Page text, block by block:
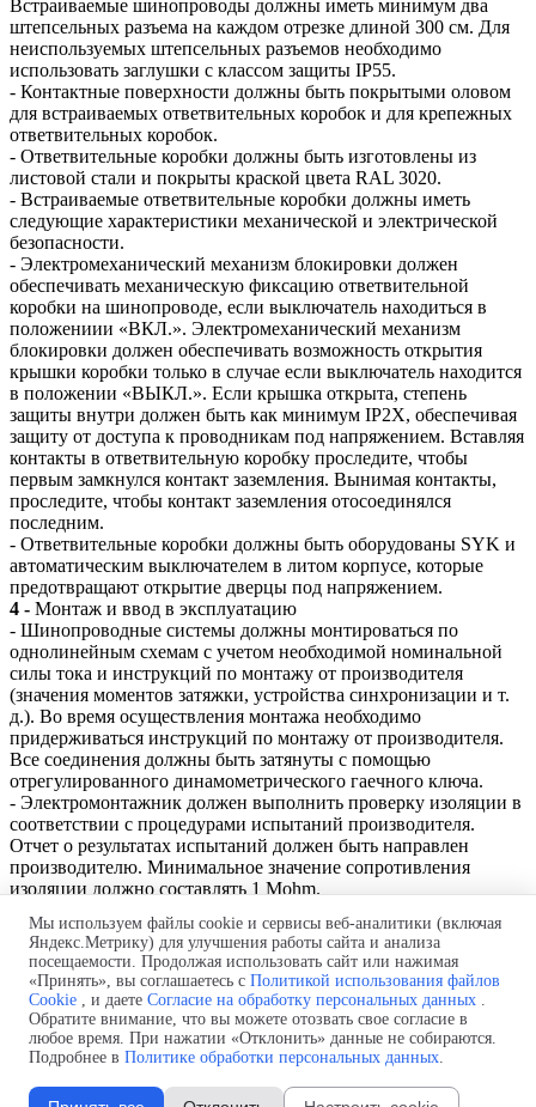
Встраиваемые шинопроводы должны иметь минимум два
штепсельных разъема на каждом отрезке длиной 300 см. Для
неиспользуемых штепсельных разъемов необходимо
использовать заглушки с классом защиты IP55.
- Контактные поверхности должны быть покрытыми оловом
для встраиваемых ответвительных коробок и для крепежных
ответвительных коробок.
- Ответвительные коробки должны быть изготовлены из
листовой стали и покрыты краской цвета RAL 3020.
- Встраиваемые ответвительные коробки должны иметь
следующие характеристики механической и электрической
безопасности.
- Электромеханический механизм блокировки должен
обеспечивать механическую фиксацию ответвительной
коробки на шинопроводе, если выключатель находиться в
положениии «ВКЛ.». Электромеханический механизм
блокировки должен обеспечивать возможность открытия
крышки коробки только в случае если выключатель находится
в положении «ВЫКЛ.». Если крышка открыта, степень
защиты внутри должен быть как минимум IP2X, обеспечивая
защиту от доступа к проводникам под напряжением. Вставляя
контакты в ответвительную коробку проследите, чтобы
первым замкнулся контакт заземления. Вынимая контакты,
проследите, чтобы контакт заземления отосоединялся
последним.
- Ответвительные коробки должны быть оборудованы SYK и
автоматическим выключателем в литом корпусе, которые
предотвращают открытие дверцы под напряжением.
4 - Монтаж и ввод в эксплуатацию
- Шинопроводные системы должны монтироваться по
однолинейным схемам с учетом необходимой номинальной
силы тока и инструкций по монтажу от производителя
(значения моментов затяжки, устройства синхронизации и т.
д.). Во время осуществления монтажа необходимо
придерживаться инструкций по монтажу от производителя.
Все соединения должны быть затянуты с помощью
отрегулированного динамометрического гаечного ключа.
- Электромонтажник должен выполнить проверку изоляции в
соответствии с процедурами испытаний производителя.
Отчет о результатах испытаний должен быть направлен
производителю. Минимальное значение сопротивления
изоляции должно составлять 1 Mohm.
Производство и поставка шинных мостов.
Проект бесплатно! Быстро и всрок!Монтаж "под ключ"!
Телефон:
+7 (843) 250-44-56
Почта: Shm@selectprom.ru
Политика обработки персональных данных
Согласие на обработку персональных данных
Политика использования файлов cookie
Мы используем файлы cookie и сервисы веб-аналитики (включая
Яндекс.Метрику) для улучшения работы сайта и анализа
посещаемости. Продолжая использовать сайт или нажимая
«Принять», вы соглашаетесь с Политикой использования файлов
Cookie , и даете Согласие на обработку персональных данных .
Обратите внимание, что вы можете отозвать свое согласие в
любое время. При нажатии «Отклонить» данные не собираются.
Подробнее в Политике обработки персональных данных.